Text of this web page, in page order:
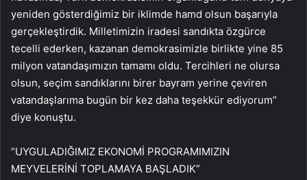
yeniden gösterdiğimiz bir iklimde hamd olsun başarıyla
gerçekleştirdik. Milletimizin iradesi sandıkta özgürce
tecelli ederken, kazanan demokrasimizle birlikte yine 85
milyon vatandaşımızın tamamı oldu. Tercihleri ne olursa
olsun, seçim sandıklarını birer bayram yerine çeviren
vatandaşlarıma bugün bir kez daha teşekkür ediyorum”
diye konuştu.
“UYGULADIĞIMIZ EKONOMİ PROGRAMIMIZIN
MEYVELERİNİ TOPLAMAYA BAŞLADIK”